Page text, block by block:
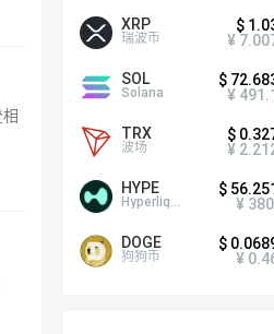
XRP
瑞波币
$
¥
SOL
Solana
$
¥
TRX
波场
$
¥
HYPE
Hyperliquid
$
¥
DOGE
狗狗币
$
¥